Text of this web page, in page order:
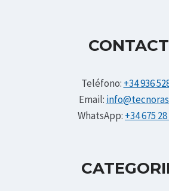
Teléfono: +34 936
Email:
WhatsApp: +34 675